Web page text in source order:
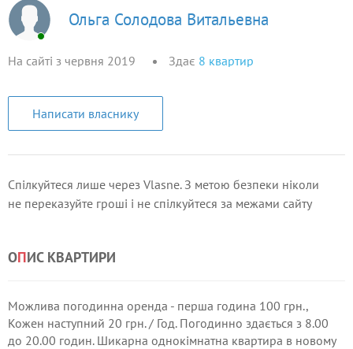
Ольга Солодова Витальевна
На сайті з червня 2019 Здає 8 квартир
Написати власнику
Спілкуйтеся лише через Vlasne. З метою безпеки ніколи
не переказуйте гроші і не спілкуйтеся за межами сайту
ОПИС КВАРТИРИ
Можлива погодинна оренда - перша година 100 грн.,
Кожен наступний 20 грн. / Год. Погодинно здається з 8.00
до 20.00 годин. Шикарна однокімнатна квартира в новому